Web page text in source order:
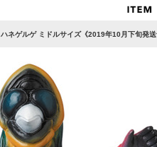
ハネゲルゲ ミドルサイズ《2019年10月下旬発